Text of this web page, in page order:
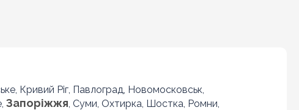
Кривий Ріг, Павлоград, Новомосковськ,
Запоріжжя, Суми, Охтирка, Шостка, Ромни,